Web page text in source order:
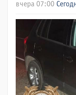
вчера 07:00